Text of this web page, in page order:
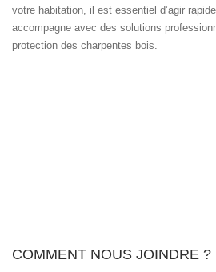
votre habitation, il est essentiel d’agir
accompagne avec des solutions
protection des charpentes bois.
COMMENT NOUS JOINDRE ?